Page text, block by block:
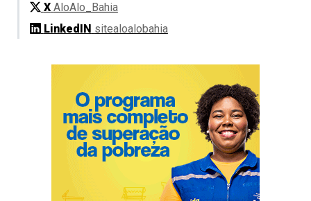
X AloAlo_Bahia
LinkedIN sitealoalobahia